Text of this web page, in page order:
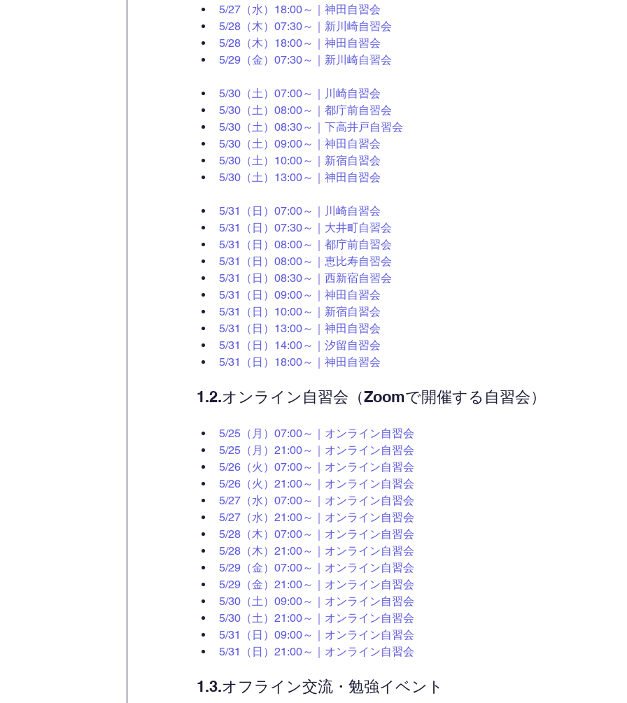
5/27（水）18:00～｜神田自習会
5/28（木）07:30～｜新川崎自習会
5/28（木）18:00～｜神田自習会
5/29（金）07:30～｜新川崎自習会
5/30（土）07:00～｜川崎自習会
5/30（土）08:00～｜都庁前自習会
5/30（土）08:30～｜下高井戸自習会
5/30（土）09:00～｜神田自習会
5/30（土）10:00～｜新宿自習会
5/30（土）13:00～｜神田自習会
5/31（日）07:00～｜川崎自習会
5/31（日）07:30～｜大井町自習会
5/31（日）08:00～｜都庁前自習会
5/31（日）08:00～｜恵比寿自習会
5/31（日）08:30～｜西新宿自習会
5/31（日）09:00～｜神田自習会
5/31（日）10:00～｜新宿自習会
5/31（日）13:00～｜神田自習会
5/31（日）14:00～｜汐留自習会
5/31（日）18:00～｜神田自習会
1.2.オンライン自習会（Zoomで開催する自習会）
5/25（月）07:00～｜オンライン自習会
5/25（月）21:00～｜オンライン自習会
5/26（火）07:00～｜オンライン自習会
5/26（火）21:00～｜オンライン自習会
5/27（水）07:00～｜オンライン自習会
5/27（水）21:00～｜オンライン自習会
5/28（木）07:00～｜オンライン自習会
5/28（木）21:00～｜オンライン自習会
5/29（金）07:00～｜オンライン自習会
5/29（金）21:00～｜オンライン自習会
5/30（土）09:00～｜オンライン自習会
5/30（土）21:00～｜オンライン自習会
5/31（日）09:00～｜オンライン自習会
5/31（日）21:00～｜オンライン自習会
1.3.オフライン交流・勉強イベント